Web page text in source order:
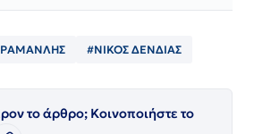
#ΝΙΚΟΣ ΔΕΝΔΙΑΣ
το άρθρο; Κοινοποιήστε το